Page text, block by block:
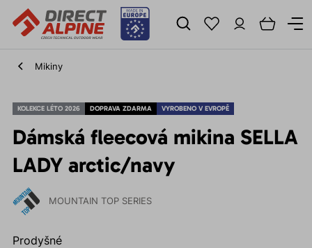
Mikiny
KOLEKCE LÉTO 2026 DOPRAVA ZDARMA VYROBENO V EVROPĚ
Dámská fleecová mikina SELLA
LADY arctic/navy
MOUNTAIN TOP SERIES
Prodyšné